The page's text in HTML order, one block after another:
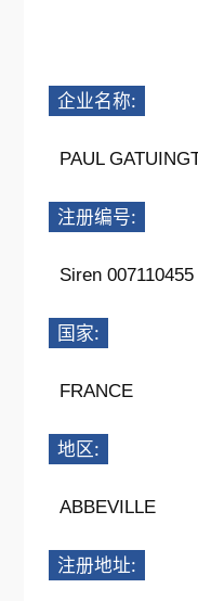
企业名称:
PAUL
注册编号:
Siren 007110455
国家:
FRANCE
地区:
ABBEVILLE
注册地址: